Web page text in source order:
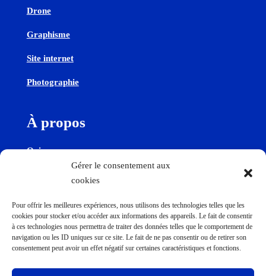
Gérer le consentement aux
cookies
Pour offrir les meilleures expériences, nous utilisons des technologies telles que les
cookies pour stocker et/ou accéder aux informations des appareils. Le fait de consentir
à ces technologies nous permettra de traiter des données telles que le comportement de
navigation ou les ID uniques sur ce site. Le fait de ne pas consentir ou de retirer son
consentement peut avoir un effet négatif sur certaines caractéristiques et fonctions.
Drone
Graphisme
Site internet
Photographie
À propos
Qui sommes-nous
Contact